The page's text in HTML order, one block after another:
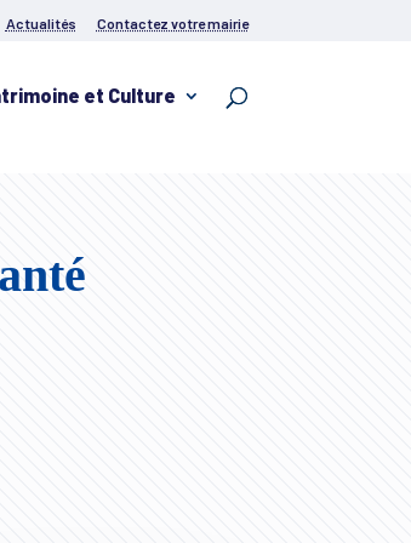
Actualités Contactez votre mairie
et Culture